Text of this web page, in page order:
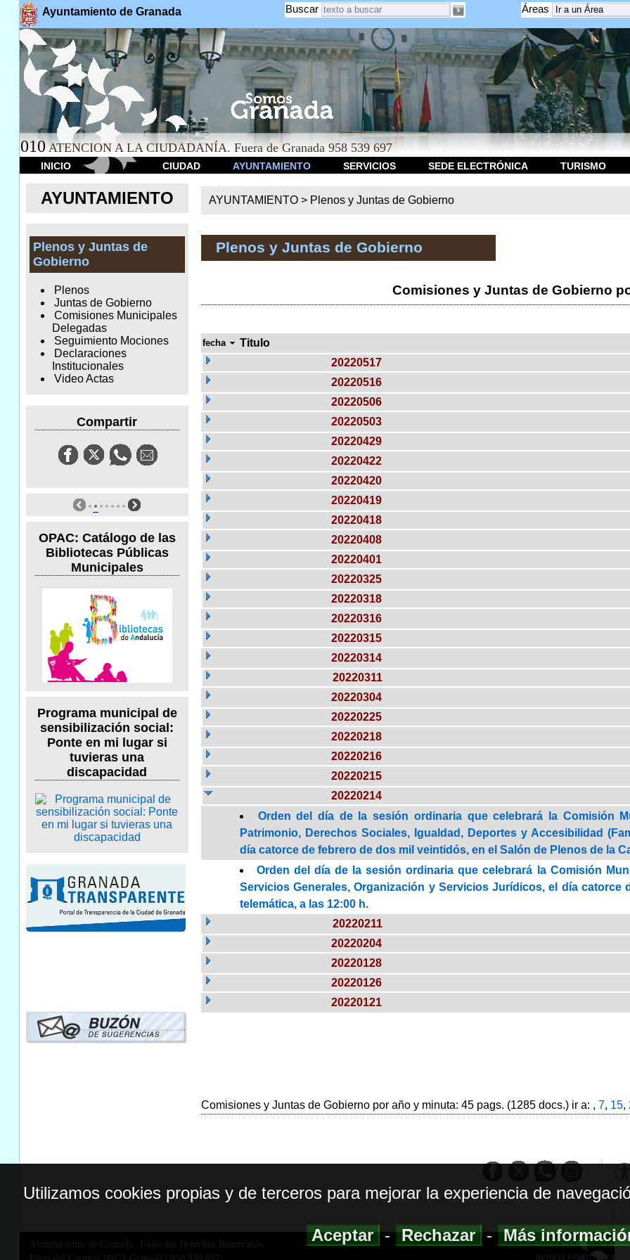
Ayuntamiento de Granada Áreas
Buscar
010 ATENCION A LA CIUDADANÍA. Fuera de Granada 958 539 697
INICIO CIUDAD AYUNTAMIENTO SERVICIOS SEDE ELECTRÓNICA TURISMO
AYUNTAMIENTO
Plenos y Juntas de
Gobierno
Plenos
Juntas de Gobierno
Comisiones Municipales
Delegadas
Seguimiento Mociones
Declaraciones
Institucionales
Video Actas
Compartir
OPAC: Catálogo de las
Bibliotecas Públicas
Municipales
Programa municipal de
sensibilización social:
Ponte en mi lugar si
tuvieras una
discapacidad
AYUNTAMIENTO > Plenos y Juntas de Gobierno
Plenos y Juntas de Gobierno
Comisiones y Juntas de Gobierno
fecha Titulo
20220517
20220516
20220506
20220503
20220429
20220422
20220420
20220419
20220418
20220408
20220401
20220325
20220318
20220316
20220315
20220314
20220311
20220304
20220225
20220218
20220216
20220215
20220214
Orden del día de la sesión ordinaria que celebrará la Comisión
Patrimonio, Derechos Sociales, Igualdad, Deportes y Accesibilidad
día catorce de febrero de dos mil veintidós, en el Salón de Plenos de la
Orden del día de la sesión ordinaria que celebrará la Comisión
Servicios Generales, Organización y Servicios Jurídicos, el día
telemática, a las 12:00 h.
20220211
20220204
20220128
20220126
20220121
Comisiones y Juntas de Gobierno por año y minuta: 45 pags. (1285 docs.) ir a: , 7, 15,
Ayuntamiento de Granada. Todos los Derechos Reservados.
MAPA WEB|
AVISO LEGAL|
Utilizamos cookies propias y de terceros para mejorar la experiencia de
Aceptar-Rechazar-Más